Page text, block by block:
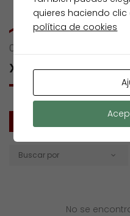
0 RESULTS OF
XOSÉ PUYAL Y
Buscar por
No se
quieres haciendo clic
política de cookies